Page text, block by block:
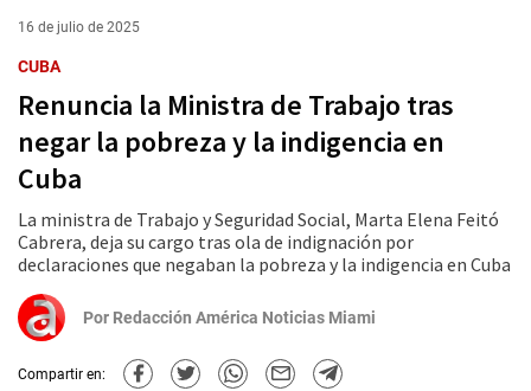
16 de julio de 2025
CUBA
Renuncia la Ministra de Trabajo tras
negar la pobreza y la indigencia en
Cuba
La ministra de Trabajo y Seguridad Social, Marta Elena Feitó
Cabrera, deja su cargo tras ola de indignación por
declaraciones que negaban la pobreza y la indigencia en Cuba
Por Redacción América Noticias Miami
Compartir en: